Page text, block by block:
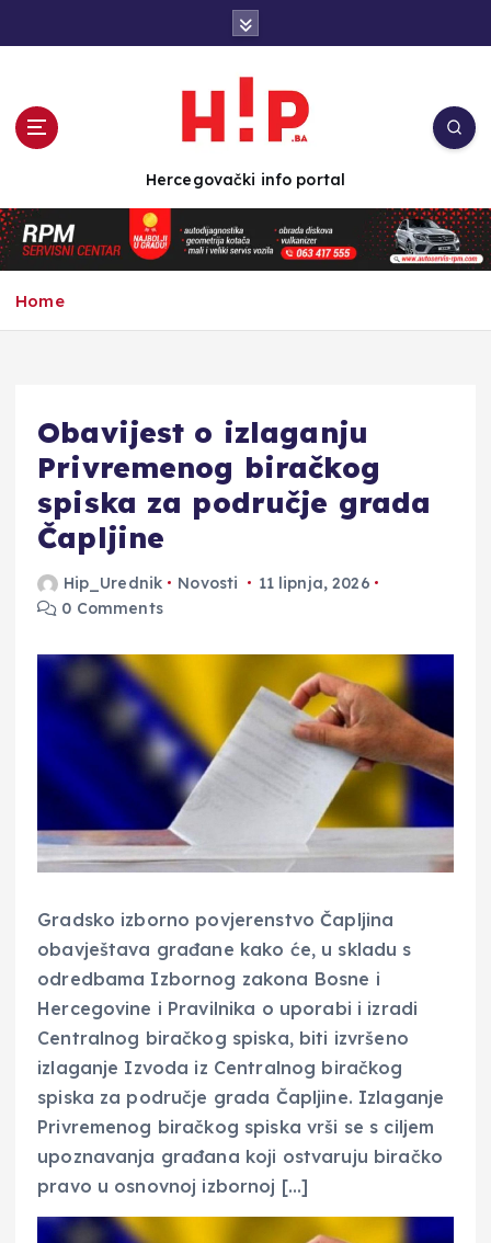
n
t
e
Hercegovački info portal
Home
Obavijest o izlaganju
Privremenog biračkog
spiska za područje grada
Čapljine
Hip_Urednik Novosti
11 lipnja, 2026
0 Comments
Gradsko izborno povjerenstvo Čapljina
obavještava građane kako će, u skladu s
odredbama Izbornog zakona Bosne i
Hercegovine i Pravilnika o uporabi i izradi
Centralnog biračkog spiska, biti izvršeno
izlaganje Izvoda iz Centralnog biračkog
spiska za područje grada Čapljine. Izlaganje
Privremenog biračkog spiska vrši se s ciljem
upoznavanja građana koji ostvaruju biračko
pravo u osnovnoj izbornoj […]